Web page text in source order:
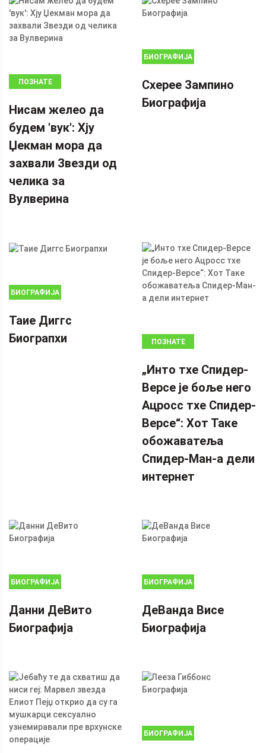
ПОЗНАТЕ
Нисам желео да
будем 'вук': Хју
Џекман мора да
захвали Звезди од
челика за
Вулверина
БИОГРАФИЈА
Схерее Зампино
Биографија
БИОГРАФИЈА
Таие Диггс
Биограпхи
ПОЗНАТЕ
„Инто тхе Спидер-
Версе је боље него
Ацросс тхе Спидер-
Версе“: Хот Таке
обожаватеља
Спидер-Ман-а дели
интернет
БИОГРАФИЈА
Данни ДеВито
Биографија
БИОГРАФИЈА
ДеВанда Висе
Биографија
БИОГРАФИЈА